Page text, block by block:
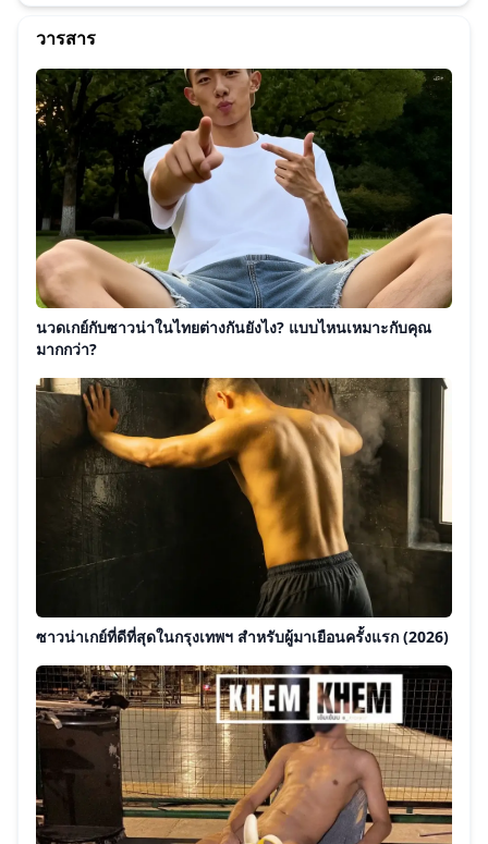
วารสาร
นวดเกย์กับซาวน่าในไทยต่างกันยังไง? แบบไหนเหมาะกับคุณ
มากกว่า?
ซาวน่าเกย์ที่ดีที่สุดในกรุงเทพฯ สำหรับผู้มาเยือนครั้งแรก (2026)